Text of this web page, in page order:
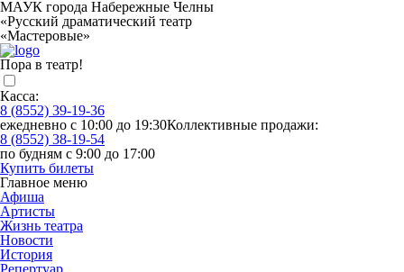
МАУК города Набережные Челны
«Русский драматический театр
«Мастеровые»
Пора в театр!
Касса:
8 (8552) 39-19-36
ежедневно с 10:00 до 19:30Коллективные продажи:
8 (8552) 38-19-54
по будням с 9:00 до 17:00
Купить билеты
Главное меню
Афиша
Артисты
Жизнь театра
Новости
История
Репертуар